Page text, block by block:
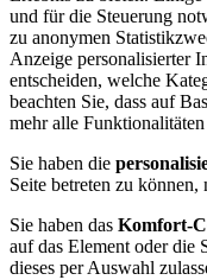
und für die Steuerung
zu anonymen
Anzeige personalisierter
entscheiden, welche
beachten Sie, dass auf
mehr alle
Sie haben die
Seite betreten zu können,
Sie haben das Komfort-
auf das Element oder die
dieses per Auswahl